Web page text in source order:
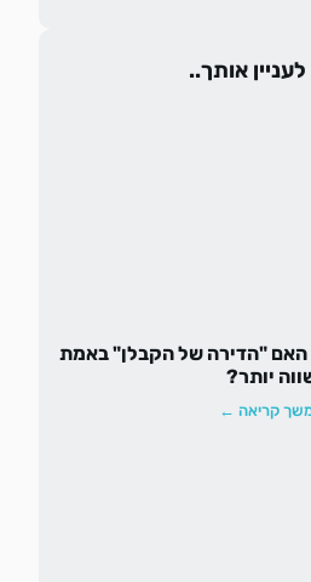
אותך..
האם "הדירה של הקבלן" באמת
יותר?
קריאה ←